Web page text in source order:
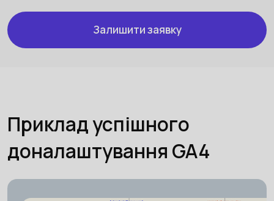
Залишити заявку
Приклад успішного
доналаштування GA4